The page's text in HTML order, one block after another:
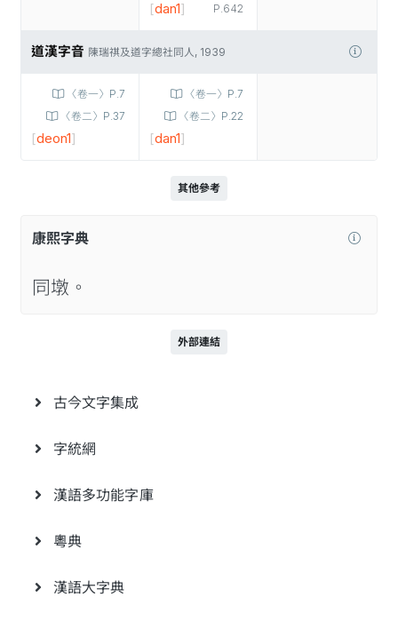
P.642
[dan1]
道漢字音 陳瑞祺及道字總社同人, 1939
〈卷一〉P.7
〈卷二〉P.37
[deon1]
〈卷一〉P.7
〈卷二〉P.22
[dan1]
其他參考
康熙字典
同墩。
外部連結
古今文字集成
字統網
漢語多功能字庫
粵典
漢語大字典